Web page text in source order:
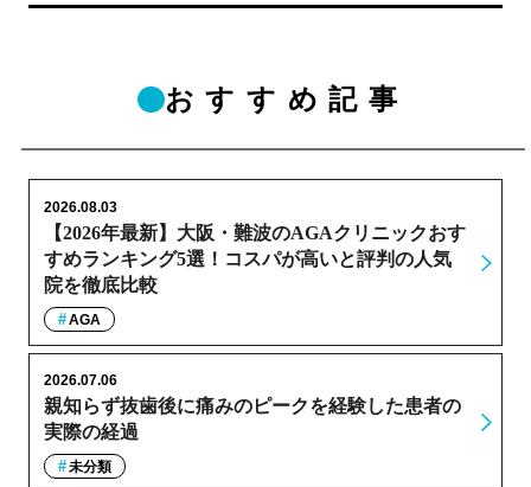
おすすめ記事
【2026年最新】大阪・難波のAGAクリニックおす
すめランキング5選！コスパが高いと評判の人気
院を徹底比較
2026.08.03
AGA
親知らず抜歯後に痛みのピークを経験した患者の
実際の経過
2026.07.06
未分類